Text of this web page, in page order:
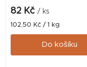
82 Kč / ks
Měrná
cena:
102,50 Kč / 1 kg
Do košíku